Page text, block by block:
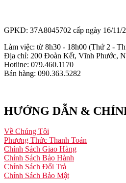
GPKD: 37A8045702 cấp ngày 16/11/
Làm việc: từ 8h30 - 18h00 (Thứ 2 -
Địa chỉ: 200 Đoàn Kết, Vĩnh Phước,
Hotline: 079.460.1170
Bán hàng: 090.363.5282
HƯỚNG DẪN &
Về Chúng Tôi
Phương Thức Thanh Toán
Chính Sách Giao Hàng
Chính Sách Bảo Hành
Chính Sách Đổi Trả
Chính Sách Bảo Mật